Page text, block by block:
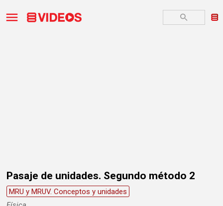
Pasaje de unidades. Segundo método 2
MRU y MRUV. Conceptos y unidades